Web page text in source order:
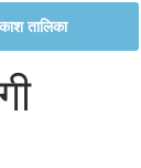
तालिका